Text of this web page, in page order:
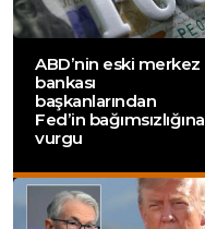
ABD’nin eski merkez
bankası
başkanlarından
Fed’in bağımsızlığına
vurgu